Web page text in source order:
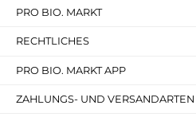
PRO BIO. MARKT
RECHTLICHES
PRO BIO. MARKT APP
ZAHLUNGS- UND VERSANDARTEN